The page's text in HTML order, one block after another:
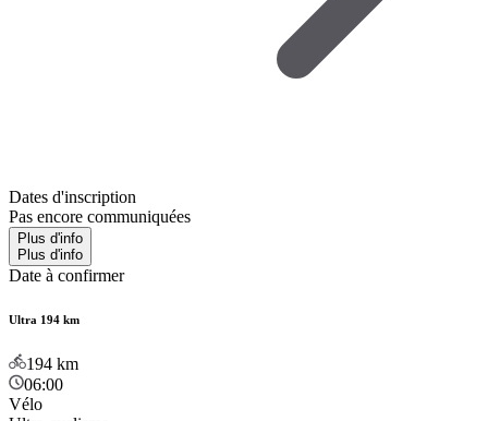
Dates d'inscription
Pas encore communiquées
Plus d'info
Plus d'info
Date à confirmer
Ultra 194 km
194 km
06:00
Vélo